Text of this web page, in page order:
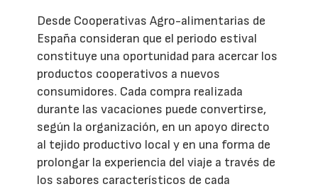
Desde Cooperativas Agro-alimentarias de
España consideran que el periodo estival
constituye una oportunidad para acercar los
productos cooperativos a nuevos
consumidores. Cada compra realizada
durante las vacaciones puede convertirse,
según la organización, en un apoyo directo
al tejido productivo local y en una forma de
prolongar la experiencia del viaje a través de
los sabores característicos de cada